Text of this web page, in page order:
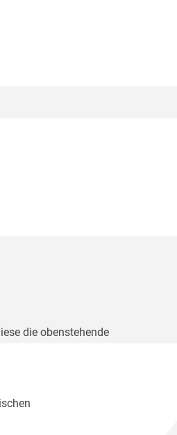
die obenstehende